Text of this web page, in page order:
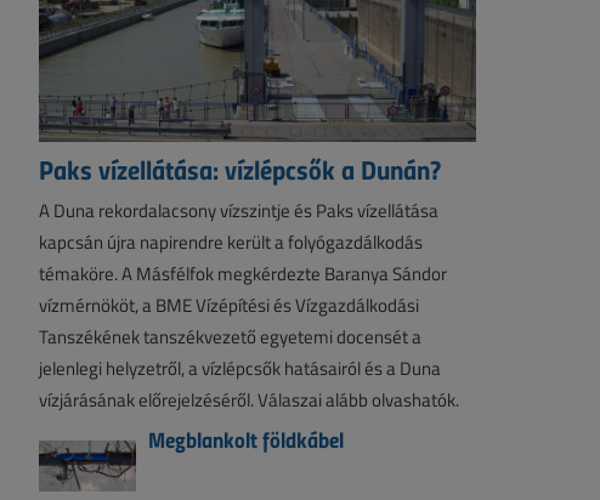
Paks vízellátása: vízlépcsők a Dunán?
A Duna rekordalacsony vízszintje és Paks vízellátása
kapcsán újra napirendre került a folyógazdálkodás
témaköre. A Másfélfok megkérdezte Baranya Sándor
vízmérnököt, a BME Vízépítési és Vízgazdálkodási
Tanszékének tanszékvezető egyetemi docensét a
jelenlegi helyzetről, a vízlépcsők hatásairól és a Duna
vízjárásának előrejelzéséről. Válaszai alább olvashatók.
Megblankolt földkábel